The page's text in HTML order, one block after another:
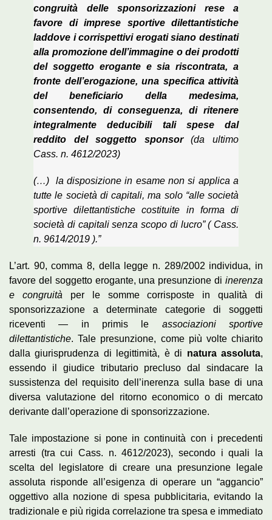
congruità delle sponsorizzazioni rese a
favore di imprese sportive dilettantistiche
laddove i corrispettivi erogati siano destinati
alla promozione dell’immagine o dei prodotti
del soggetto erogante e sia riscontrata, a
fronte dell’erogazione, una specifica attività
del beneficiario della medesima,
consentendo, di conseguenza, di ritenere
integralmente deducibili tali spese dal
reddito del soggetto sponsor(da ultimo
Cass. n. 4612/2023)
(…) la disposizione in esame non si applica a
tutte le società di capitali, ma solo “alle società
sportive dilettantistiche costituite in forma di
società di capitali senza scopo di lucro” ( Cass.
n. 9614/2019 ).”
L’art. 90, comma 8, della legge n. 289/2002 individua, in
favore del soggetto erogante, una presunzione di inerenza
e congruità per le somme corrisposte in qualità di
sponsorizzazione a determinate categorie di soggetti
riceventi — in primis le associazioni sportive
dilettantistiche. Tale presunzione, come più volte chiarito
dalla giurisprudenza di legittimità, è di natura assoluta,
essendo il giudice tributario precluso dal sindacare la
sussistenza del requisito dell’inerenza sulla base di una
diversa valutazione del ritorno economico o di mercato
derivante dall’operazione di sponsorizzazione.
Tale impostazione si pone in continuità con i precedenti
arresti (tra cui Cass. n. 4612/2023), secondo i quali la
scelta del legislatore di creare una presunzione legale
assoluta risponde all’esigenza di operare un “aggancio”
oggettivo alla nozione di spesa pubblicitaria, evitando la
tradizionale e più rigida correlazione tra spesa e immediato